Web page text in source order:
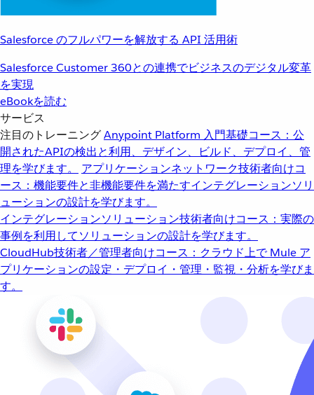
Salesforce のフルパワーを解放する API 活用術
Salesforce Customer 360との連携でビジネスのデジタル変革
を実現
eBookを読む
サービス
注目のトレーニングAnypoint Platform 入門基礎コース：公
開されたAPIの検出と利用、デザイン、ビルド、デプロイ、管
理を学びます。
アプリケーションネットワーク技術者向けコ
ース：機能要件と非機能要件を満たすインテグレーションソリ
ューションの設計を学びます。
インテグレーションソリューション技術者向けコース：実際の
事例を利用してソリューションの設計を学びます。
CloudHub技術者／管理者向けコース：クラウド上で Mule ア
プリケーションの設定・デプロイ・管理・監視・分析を学びま
す。